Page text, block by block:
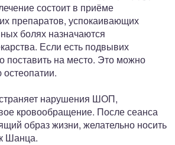
состоит в приёме
препаратов, успокаивающих
болях назначаются
Если есть подвывих
поставить на место. Это можно
нарушения ШОП,
кровообращение. После сеанса
образ жизни, желательно носить
Шанца.